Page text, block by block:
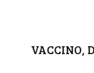
VACCINO,